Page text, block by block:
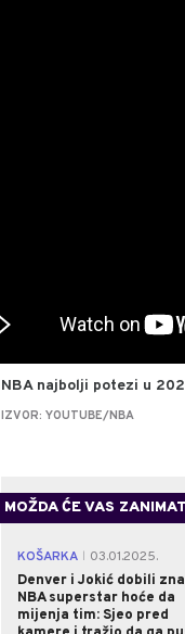
NBA najbolji potezi u
IZVOR: YOUTUBE/NBA
MOŽDA ĆE VAS
KOŠARKA
03.01.2025.
Denver i Jokić dobili
NBA superstar hoće da
mijenja tim: Sjeo pred